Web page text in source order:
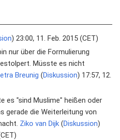
) 23:00, 11. Feb. 2015 (CET)
nur über die Formulierung
Müsste es nicht
Breunig (Diskussion) 17:57, 12.
es "sind Muslime" heißen oder
gerade die Weiterleitung von
Ziko van Dijk (Diskussion)